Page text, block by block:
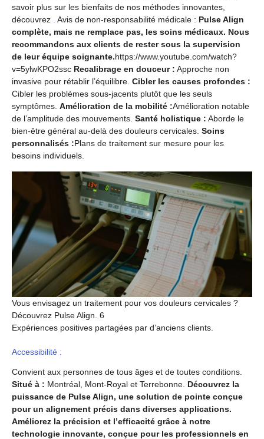
savoir plus sur les bienfaits de nos méthodes innovantes,
découvrez
Avis de non-responsabilité médicale : Pulse Align
complète, mais ne remplace pas, les soins médicaux. Nous
recommandons aux clients de rester sous la supervision
de leur équipe soignante.https://www.youtube.com/watch?
v=5ylwKPO2ssc Recalibrage en douceur : Approche non
invasive pour rétablir l’équilibre. Cibler les causes profondes :
Cibler les problèmes sous-jacents plutôt que les seuls
symptômes. Amélioration de la mobilité :Amélioration notable
de l’amplitude des mouvements. Santé holistique : Aborde le
bien-être général au-delà des douleurs cervicales. Soins
personnalisés :Plans de traitement sur mesure pour les
besoins individuels.
Vous envisagez un traitement pour vos douleurs cervicales ?
Découvrez Pulse Align. 6
Expériences positives partagées par d’anciens clients.
Accessibilité :
Convient aux personnes de tous âges et de toutes conditions.
Situé à : Montréal, Mont-Royal et Terrebonne. Découvrez la
puissance de Pulse Align, une solution de pointe conçue
pour un alignement précis dans diverses applications.
Améliorez la précision et l’efficacité grâce à notre
technologie innovante, conçue pour les professionnels en